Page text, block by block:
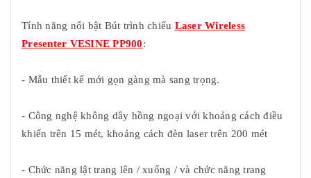
Tính năng nổi bật Bút trình chiếu Laser Wireless
Presenter VESINE PP900:
- Mẫu thiết kế mới gọn gàng mà sang trọng.
- Công nghệ không dây hồng ngoại với khoảng cách điều
khiển trên 15 mét, khoảng cách đèn laser trên 200 mét
- Chức năng lật trang lên / xuống / và chức năng trang